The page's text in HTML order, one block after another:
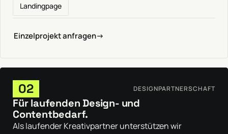
Landingpage
Einzelprojekt anfragen→
02 DESIGNPARTNERSCHAFT
Für laufenden Design- und
Contentbedarf.
Als laufender Kreativpartner unterstützen wir